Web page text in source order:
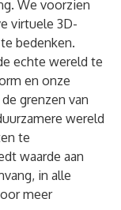
We voorzien
virtuele 3D-
bedenken.
echte wereld te
en onze
grenzen van
wereld
te
waarde aan
in alle
meer